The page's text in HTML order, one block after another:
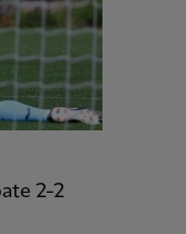
2-2